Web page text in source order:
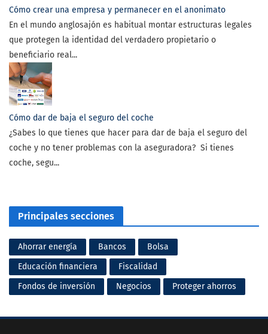
Cómo crear una empresa y permanecer en el anonimato
En el mundo anglosajón es habitual montar estructuras legales
que protegen la identidad del verdadero propietario o
beneficiario real...
Cómo dar de baja el seguro del coche
¿Sabes lo que tienes que hacer para dar de baja el seguro del
coche y no tener problemas con la aseguradora? Si tienes
coche, segu...
Principales secciones
Ahorrar energía Bancos
Bolsa
Educación financiera
Fiscalidad
Fondos de inversión
Negocios Proteger ahorros